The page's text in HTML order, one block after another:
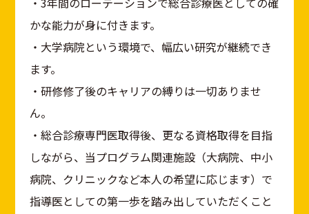
かな能力が身に付きます。
・大学病院という環境で、幅広い研究が継続でき
ます。
・研修修了後のキャリアの縛りは一切ありませ
ん。
・総合診療専門医取得後、更なる資格取得を目指
しながら、当プログラム関連施設（大病院、中小
病院、クリニックなど本人の希望に応じます）で
指導医としての第一歩を踏み出していただくこと